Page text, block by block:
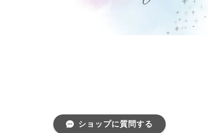
ショップに質問する